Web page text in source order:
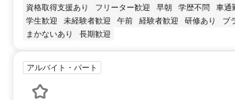
資格取得支援あり
フリーター歓迎 早朝 学歴不問 車通
学生歓迎
未経験者歓迎 午前 経験者歓迎 研修あり ブ
まかないあり
長期歓迎
アルバイト・パート